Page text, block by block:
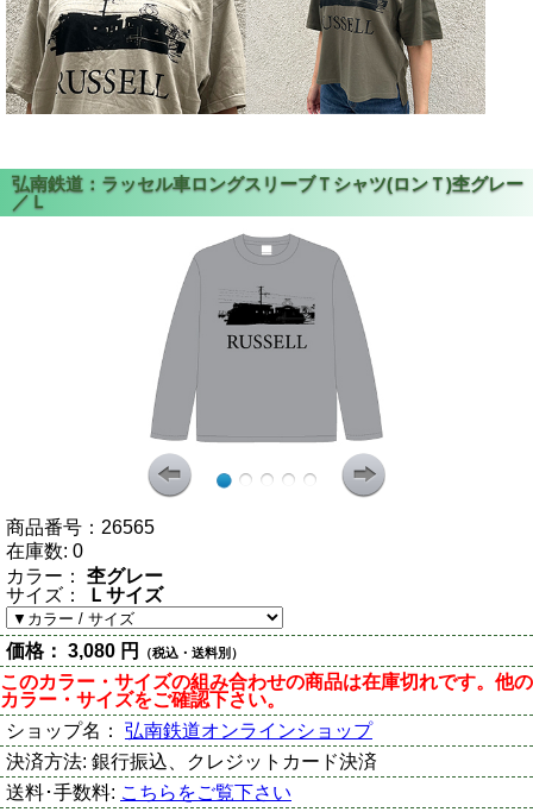
商品番号： 26565
在庫数: 0
カラー：
杢グレー
サイズ：
Ｌサイズ
価格： 3,080 円 （税込・送料別）
このカラー・サイズの組み合わせの商品は在庫切れです。他の
カラー・サイズをご確認下さい。
ショップ名： 弘南鉄道オンラインショップ
決済方法: 銀行振込、クレジットカード決済
送料･手数料: こちらをご覧下さい